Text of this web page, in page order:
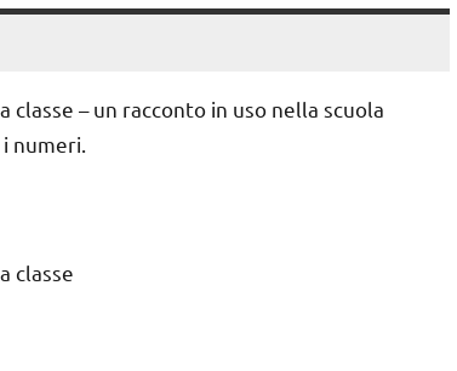
– un racconto in uso nella scuola
numeri.
classe